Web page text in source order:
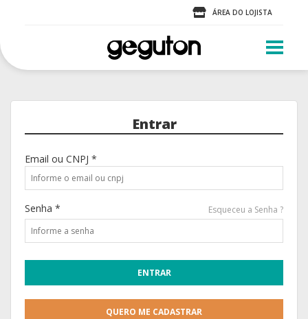
ÁREA DO LOJISTA
Entrar
Email ou CNPJ *
Senha * Esqueceu a Senha ?
QUERO ME CADASTRAR